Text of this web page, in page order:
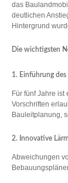
das
deutlichen
Hintergrund
Die wichtigsten
1. Einführung
Für fünf Jahre
Vorschriften
Bauleitplanung,
2. Innovative
Abweichungen